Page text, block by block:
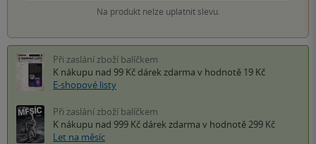
Na produkt nelze uplatnit slevu.
Při zaslání zboží balíčkem
K nákupu nad 99 Kč dárek zdarma v hodnotě 19 Kč
E-shopové listy
Při zaslání zboží balíčkem
K nákupu nad 999 Kč dárek zdarma v hodnotě 299 Kč
Let na měsíc